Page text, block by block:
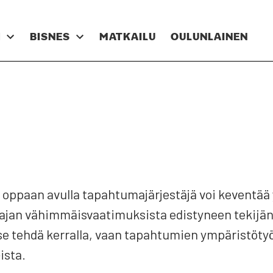
BIS­NES MAT­KAI­LU OULUN­LAI­NEN
avul­la tapah­tu­ma­jär­jes­tä­jä voi
vähim­mäis­vaa­ti­muk­sis­ta edis­ty­neen
teh­dä ker­ral­la, vaan tapah­tu­mien